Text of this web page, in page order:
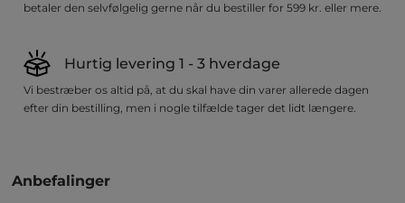
betaler den selvfølgelig gerne når du bestiller for 599 kr. eller mere.
Hurtig levering 1 - 3 hverdage
Vi bestræber os altid på, at du skal have din varer allerede dagen
efter din bestilling, men i nogle tilfælde tager det lidt længere.
Anbefalinger